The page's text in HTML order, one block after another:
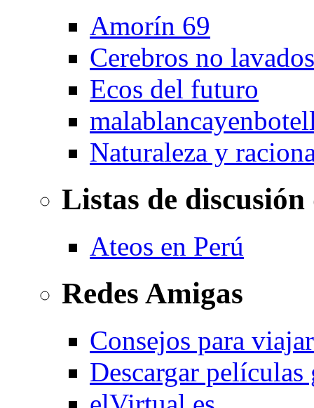
Amorín 69
Cerebros no lavados
Ecos del futuro
Naturaleza y
Listas de discusión
Ateos en Perú
Redes Amigas
Consejos para viajar
Descargar películas